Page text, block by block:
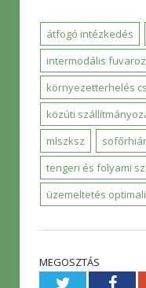
átfogó intézkedés
intermodális
környezetterhelés
közúti
mlszksz
tengeri és folyami
üzemeltetés
MEGOSZTÁS
Twitter